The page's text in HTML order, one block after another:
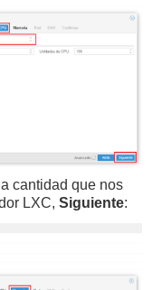
cantidad que nos
LXC,Siguiente: